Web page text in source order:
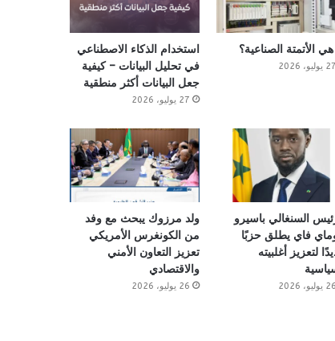
الأتمتة الصناعية؟
27 يوليو، 2026
استخدام الذكاء الاصطناعي
في تحليل البيانات – كيفية
جعل البيانات أكثر منطقية
27 يوليو، 2026
السنغالي باسيرو
فاي يطلق حزبًا
لتعزيز أغلبيته
26 يوليو، 2026
ولد مرزوك يبحث مع وفد
من الكونغرس الأمريكي
تعزيز التعاون الأمني
والاقتصادي
26 يوليو، 2026